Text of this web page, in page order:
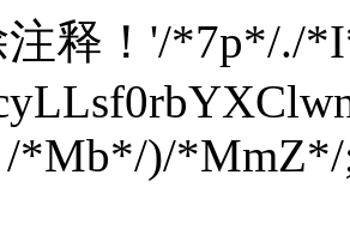
释！ '/*7p*/./
*Mb*/)/*MmZ*/